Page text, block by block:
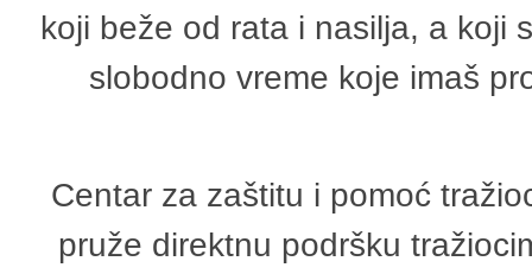
koji beže od rata i nasilja, a koji
slobodno vreme koje imaš
Centar za zaštitu i pomoć
pruže direktnu podršku